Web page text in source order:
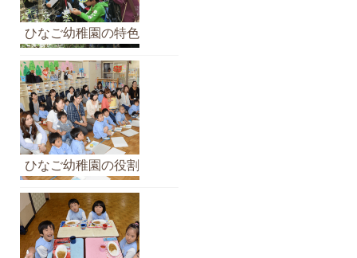
ひなご幼稚園の特色
ひなご幼稚園の役割